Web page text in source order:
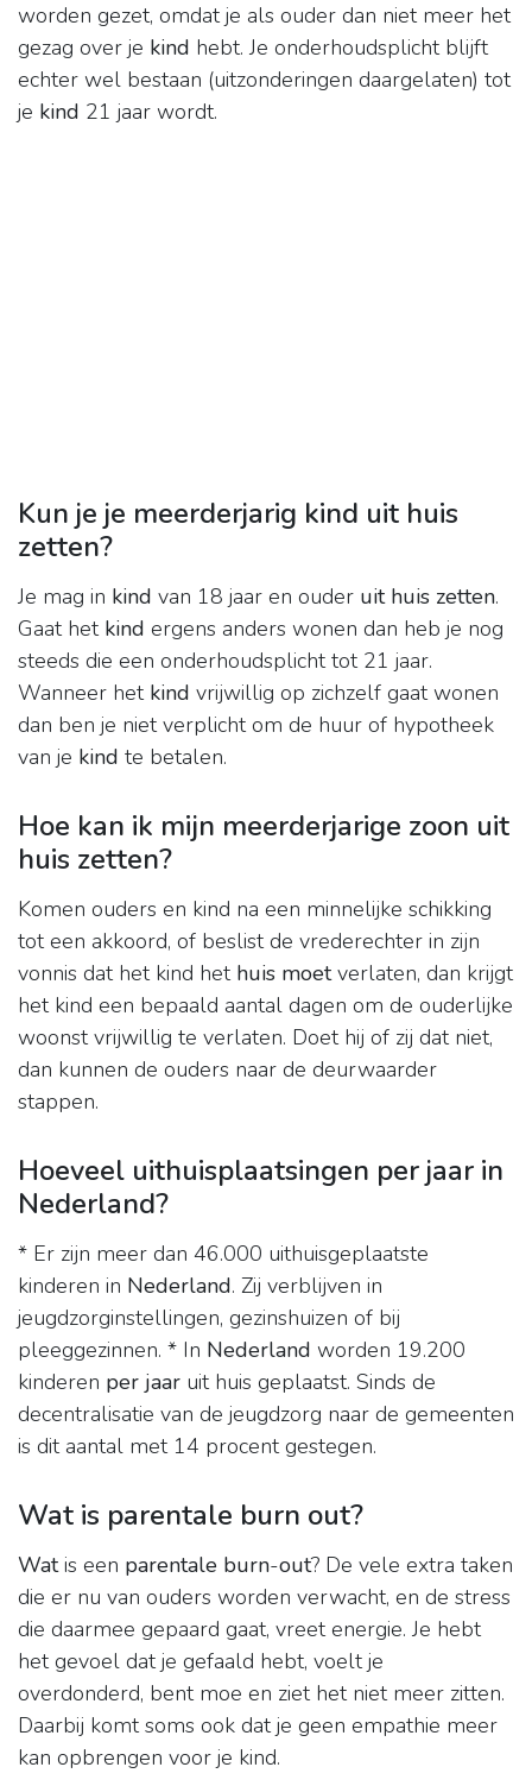
worden gezet, omdat je als ouder dan niet meer het
gezag over je kind hebt. Je onderhoudsplicht blijft
echter wel bestaan (uitzonderingen daargelaten) tot
je kind 21 jaar wordt.
Kun je je meerderjarig kind uit huis
zetten?
Je mag in kind van 18 jaar en ouder uit huis zetten.
Gaat het kind ergens anders wonen dan heb je nog
steeds die een onderhoudsplicht tot 21 jaar.
Wanneer het kind vrijwillig op zichzelf gaat wonen
dan ben je niet verplicht om de huur of hypotheek
van je kind te betalen.
Hoe kan ik mijn meerderjarige zoon uit
huis zetten?
Komen ouders en kind na een minnelijke schikking
tot een akkoord, of beslist de vrederechter in zijn
vonnis dat het kind het huis moetverlaten, dan krijgt
het kind een bepaald aantal dagen om de ouderlijke
woonst vrijwillig te verlaten. Doet hij of zij dat niet,
dan kunnen de ouders naar de deurwaarder
stappen.
Hoeveel uithuisplaatsingen per jaar in
Nederland?
* Er zijn meer dan 46.000 uithuisgeplaatste
kinderen in Nederland. Zij verblijven in
jeugdzorginstellingen, gezinshuizen of bij
pleeggezinnen. * In Nederland worden 19.200
kinderen per jaar uit huis geplaatst. Sinds de
decentralisatie van de jeugdzorg naar de gemeenten
is dit aantal met 14 procent gestegen.
Wat is parentale burn out?
Watis een parentale burn-out? De vele extra taken
die er nu van ouders worden verwacht, en de stress
die daarmee gepaard gaat, vreet energie. Je hebt
het gevoel dat je gefaald hebt, voelt je
overdonderd, bent moe en ziet het niet meer zitten.
Daarbij komt soms ook dat je geen empathie meer
kan opbrengen voor je kind.